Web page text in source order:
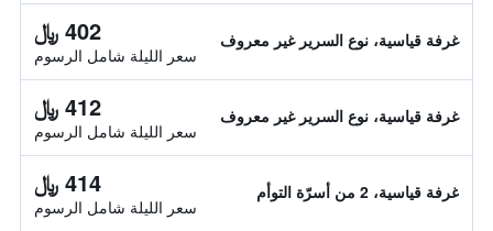
غرفة قياسية، نوع السرير غير معروف 402 ﷼
سعر الليلة شامل الرسوم
غرفة قياسية، نوع السرير غير معروف 412 ﷼
سعر الليلة شامل الرسوم
غرفة قياسية، 2 من أسرّة التوأم 414 ﷼
سعر الليلة شامل الرسوم